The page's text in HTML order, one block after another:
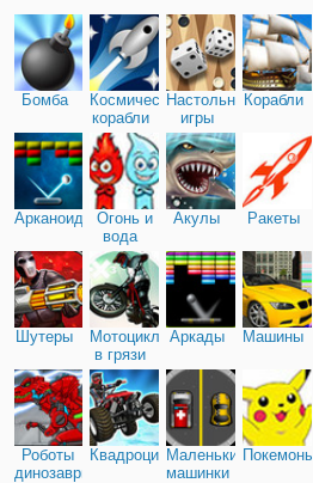
Бомба
Космические
корабли
Настольные
игры
Корабли
Арканоид
Огонь и
вода
Акулы Ракеты
Шутеры
Мотоциклы
в грязи
Аркады Машины
Роботы
динозавры
КвадроциклыМаленькие
машинки
Покемоны